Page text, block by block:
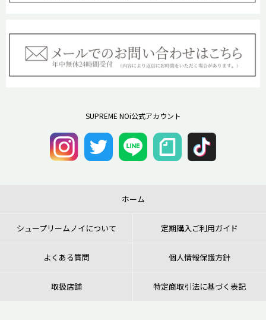
SUPREME NOi公式アカウント
ホーム
シュープリームノイについて 定期購入ご利用ガイド
よくある質問 個人情報保護方針
取扱店舗 特定商取引法に基づく表記